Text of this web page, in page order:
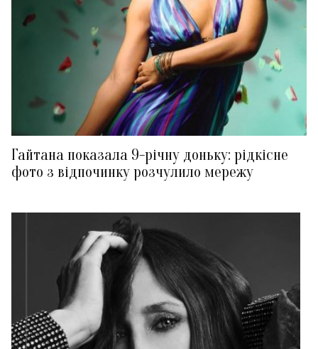
Гайтана показала 9-річну доньку: рідкісне
фото з відпочинку розчулило мережу